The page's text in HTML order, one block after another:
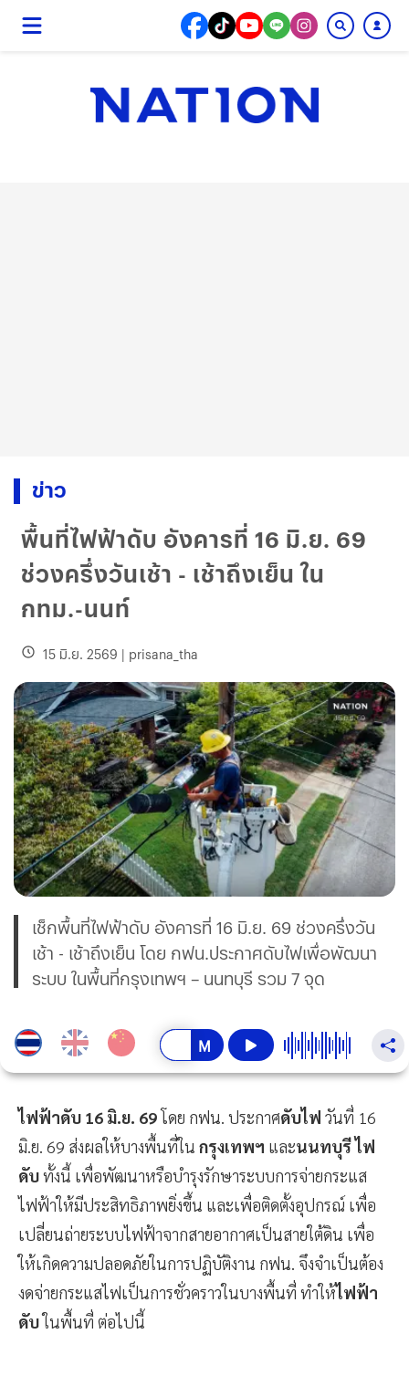
ข่าว
พื้นที่ไฟฟ้าดับ อังคารที่ 16 มิ.ย. 69
ช่วงครึ่งวันเช้า - เช้าถึงเย็น ใน
กทม.-นนท์
15 มิ.ย. 2569 | prisana_tha
เช็กพื้นที่ไฟฟ้าดับ อังคารที่ 16 มิ.ย. 69 ช่วงครึ่งวัน
เช้า - เช้าถึงเย็น โดย กฟน.ประกาศดับไฟเพื่อพัฒนา
ระบบ ในพื้นที่กรุงเทพฯ – นนทบุรี รวม 7 จุด
ไฟฟ้าดับ 16 มิ.ย. 69โดย กฟน. ประกาศดับไฟ วันที่ 16
มิ.ย. 69 ส่งผลให้บางพื้นที่ใน กรุงเทพฯ และนนทบุรีไฟ
ดับทั้งนี้ เพื่อพัฒนาหรือบำรุงรักษาระบบการจ่ายกระแส
ไฟฟ้าให้มีประสิทธิภาพยิ่งขึ้น และเพื่อติดตั้งอุปกรณ์ เพื่อ
เปลี่ยนถ่ายระบบไฟฟ้าจากสายอากาศเป็นสายใต้ดิน เพื่อ
ให้เกิดความปลอดภัยในการปฏิบัติงาน กฟน. จึงจำเป็นต้อง
งดจ่ายกระแสไฟเป็นการชั่วคราวในบางพื้นที่ ทำให้ไฟฟ้า
ดับในพื้นที่ ต่อไปนี้